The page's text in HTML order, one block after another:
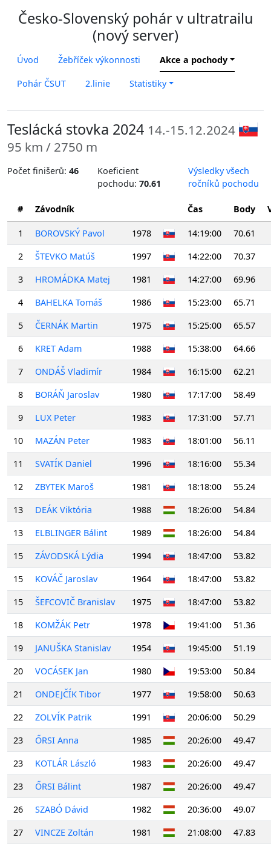
Česko-Slovenský pohár v ultratrailu
(nový server)
Úvod Žebříček výkonnosti Akce a pochody
Pohár ČSUT 2.linie Statistiky
Teslácká stovka 2024 14.-15.12.2024
95 km / 2750 m
Počet finišerů: 46
Koeficient
pochodu:70.61
Výsledky všech
ročníků pochodu
# Závodník Čas Body
1 BOROVSKÝ Pavol 1978 14:19:00
70.61
2
ŠTEVKO Matúš 1997 14:22:00
70.37
3
HROMÁDKA Matej 1981 14:27:00
69.96
4
BAHELKA Tomáš 1986 15:23:00
65.71
5
ČERNÁK Martin 1975 15:25:00
65.57
6
KRET Adam 1988 15:38:00
64.66
7
ONDÁŠ Vladimír 1984 16:15:00
62.21
8
BORÁŇ Jaroslav 1980 17:17:00
58.49
9
LUX Peter 1983 17:31:00
57.71
10
MAZÁN Peter 1983 18:01:00
56.11
11
SVATÍK Daniel 1996 18:16:00
55.34
12
ZBYTEK Maroš 1981 18:18:00
55.24
13
DEÁK Viktória 1988 18:26:00
54.84
13
ELBLINGER Bálint 1989 18:26:00
54.84
15
ZÁVODSKÁ Lýdia 1994 18:47:00
53.82
15
KOVÁČ Jaroslav 1964 18:47:00
53.82
15
ŠEFCOVIČ Branislav 1975 18:47:00
53.82
18
KOMŽÁK Petr 1978 19:41:00
51.36
19
JANUŠKA Stanislav 1954 19:45:00
51.19
20
VOCÁSEK Jan 1980 19:53:00
50.84
21
ONDEJČÍK Tibor 1977 19:58:00
50.63
22
ZOLVÍK Patrik 1991 20:06:00
50.29
23
ŐRSI Anna 1985 20:26:00
49.47
23
KOTLÁR László 1983 20:26:00
49.47
23
ŐRSI Bálint 1987 20:26:00
49.47
26
SZABÓ Dávid 1982 20:36:00
49.07
27
VINCZE Zoltán 1981 21:08:00
47.83